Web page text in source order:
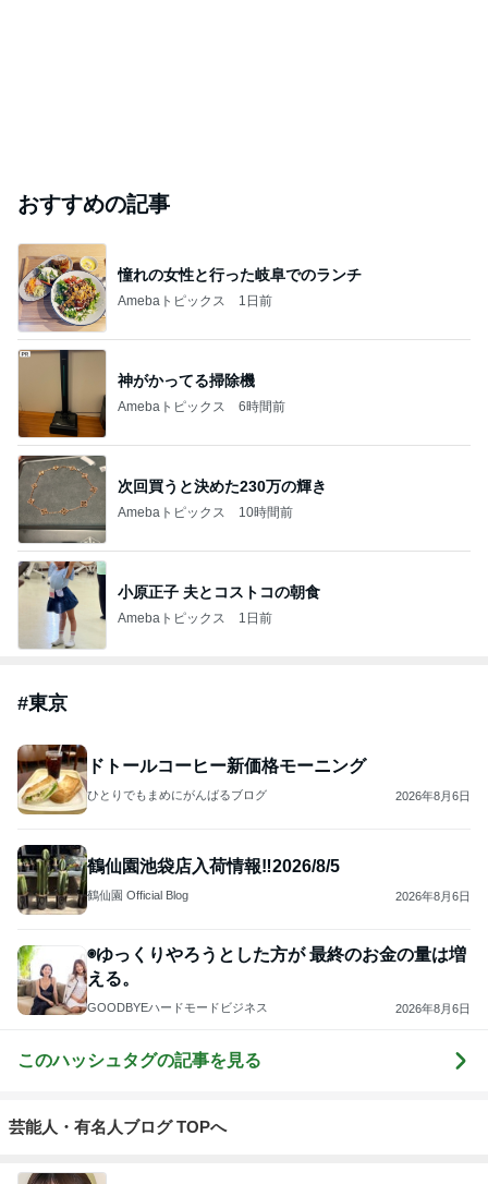
おすすめの記事
憧れの女性と行った岐阜でのランチ
Amebaトピックス 1日前
神がかってる掃除機
Amebaトピックス 6時間前
次回買うと決めた230万の輝き
Amebaトピックス 10時間前
小原正子 夫とコストコの朝食
Amebaトピックス 1日前
#東京
ドトールコーヒー新価格モーニング
ひとりでもまめにがんばるブログ 2026年8月6日
鶴仙園池袋店入荷情報‼️2026/8/5
鶴仙園 Official Blog 2026年8月6日
◉ゆっくりやろうとした方が 最終のお金の量は増
える。
GOODBYEハードモードビジネス 2026年8月6日
このハッシュタグの記事を見る
芸能人・有名人ブログ TOPへ